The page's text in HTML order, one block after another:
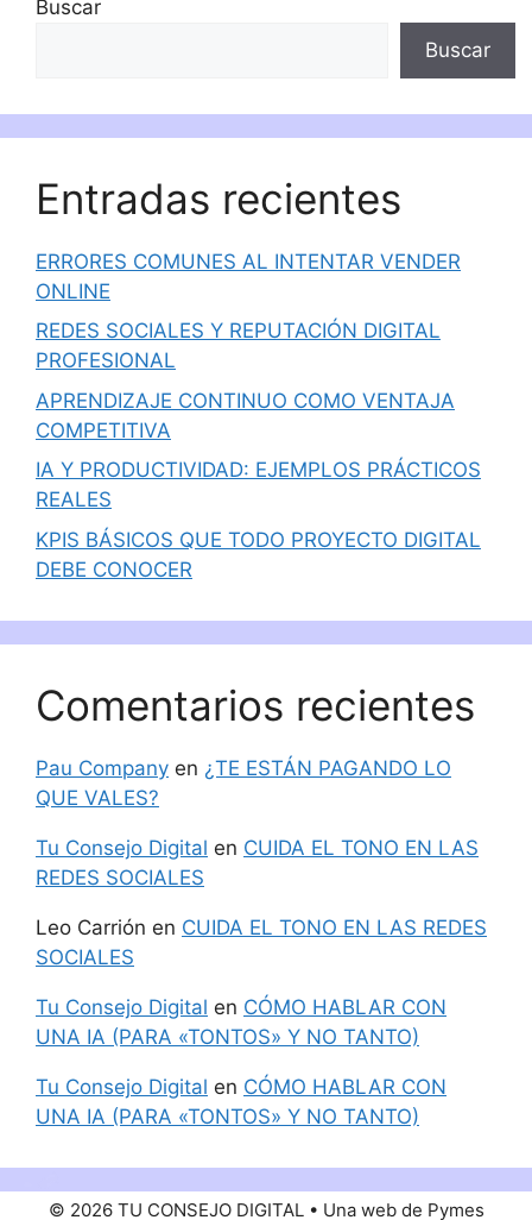
Buscar
Buscar
Entradas recientes
ERRORES COMUNES AL INTENTAR VENDER
ONLINE
REDES SOCIALES Y REPUTACIÓN DIGITAL
PROFESIONAL
APRENDIZAJE CONTINUO COMO VENTAJA
COMPETITIVA
IA Y PRODUCTIVIDAD: EJEMPLOS PRÁCTICOS
REALES
KPIS BÁSICOS QUE TODO PROYECTO DIGITAL
DEBE CONOCER
Comentarios recientes
Pau Company en ¿TE ESTÁN PAGANDO LO
QUE VALES?
Tu Consejo Digital en CUIDA EL TONO EN LAS
REDES SOCIALES
Leo Carrión en CUIDA EL TONO EN LAS REDES
SOCIALES
Tu Consejo Digital en CÓMO HABLAR CON
UNA IA (PARA «TONTOS» Y NO TANTO)
Tu Consejo Digital en CÓMO HABLAR CON
UNA IA (PARA «TONTOS» Y NO TANTO)
© 2026 TU CONSEJO DIGITAL • Una web de Pymes